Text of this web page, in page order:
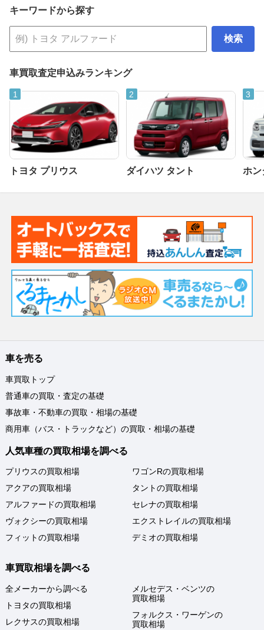
キーワードから探す
検索
車買取査定申込みランキング
トヨタ プリウス ダイハツ タント ホン
車を売る
車買取トップ
普通車の買取・査定の基礎
事故車・不動車の買取・相場の基礎
商用車（バス・トラックなど）の買取・相場の基礎
人気車種の買取相場を調べる
プリウスの買取相場
アクアの買取相場
アルファードの買取相場
ヴォクシーの買取相場
フィットの買取相場
ワゴンRの買取相場
タントの買取相場
セレナの買取相場
エクストレイルの買取相場
デミオの買取相場
車買取相場を調べる
全メーカーから調べる
トヨタの買取相場
レクサスの買取相場
メルセデス・ベンツの
買取相場
フォルクス・ワーゲンの
買取相場